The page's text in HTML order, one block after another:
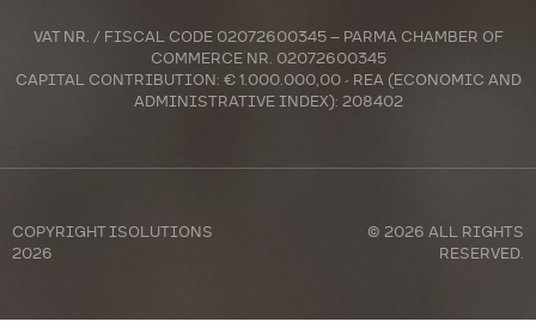
VAT NR. / FISCAL CODE 02072600345 – PARMA CHAMBER OF
COMMERCE NR. 02072600345
CAPITAL CONTRIBUTION: € 1.000.000,00 - REA (ECONOMIC AND
ADMINISTRATIVE INDEX): 208402
COPYRIGHTISOLUTIONS
2026
© 2026 ALL RIGHTS
RESERVED.